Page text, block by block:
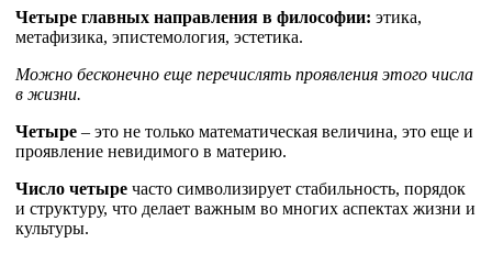
Четыре главных направления в философии: этика,
метафизика, эпистемология, эстетика.
Можно бесконечно еще перечислять проявления этого числа
в жизни.
Четыре – это не только математическая величина, это еще и
проявление невидимого в материю.
Число четыре часто символизирует стабильность, порядок
и структуру, что делает важным во многих аспектах жизни и
культуры.